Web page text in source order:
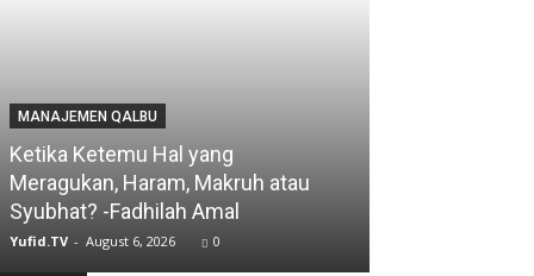
MANAJEMEN QALBU
Ketika Ketemu Hal yang
Meragukan, Haram, Makruh atau
Syubhat? -Fadhilah Amal
Yufid.TV - August 6, 2026 0